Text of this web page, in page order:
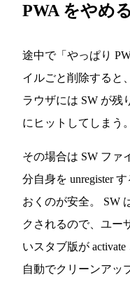
PWA をやめ
途中で「やっぱり
イルごと削除すると
ラウザには SW が残
にヒットしてしまう。
その場合は SW ファ
分自身を unregister
おくのが安全。 SW
クされるので、ユー
いスタブ版が activate
自動でクリーンアッ